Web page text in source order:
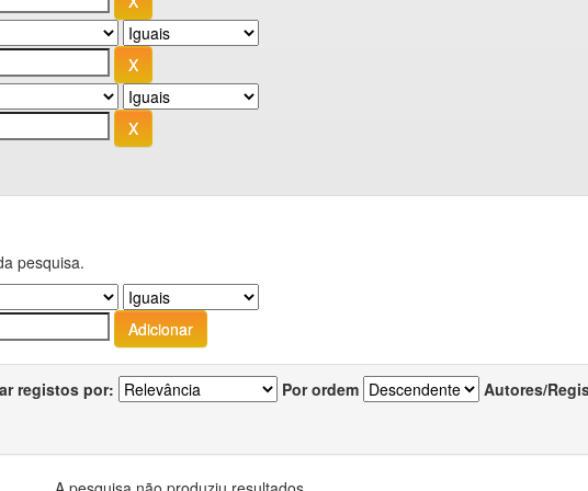
pesquisa.
registos por: Por ordem Autores/